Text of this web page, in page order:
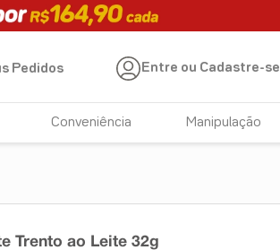
Pedidos Entre ou Cadastre-se
Conveniência Manipulação
Trento ao Leite 32g